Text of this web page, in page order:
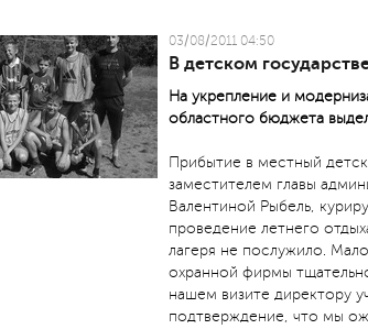
03/08/2011 04:50
В детском
На укрепление и
областного бюджета
Прибытие в местный
заместителем главы
Валентиной Рыбель,
проведение летнего
лагеря не послужило.
охранной фирмы
нашем визите директору
подтверждение, что мы